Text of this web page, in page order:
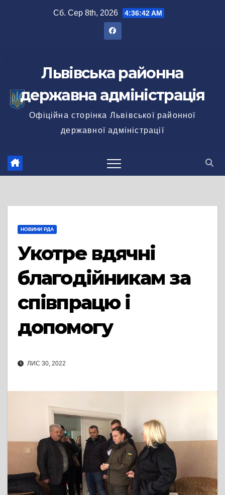
Сб. Сер 8th, 2026 4:36:42 AM
Львівська районна
державна адміністрація
Офіційна сторінка Львівської районної
державної адміністрації
НОВИНИ РДА
Укотре вдячні
благодійникам за
співпрацю і
допомогу
ЛИС 30, 2022